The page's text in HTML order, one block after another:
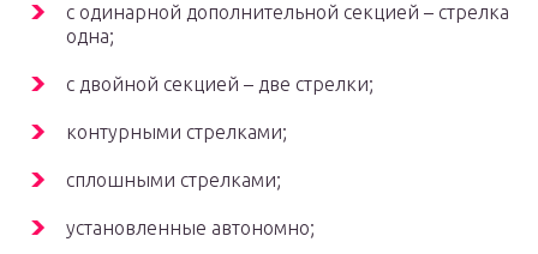
с одинарной дополнительной секцией – стрелка
одна;
с двойной секцией – две стрелки;
контурными стрелками;
сплошными стрелками;
установленные автономно;